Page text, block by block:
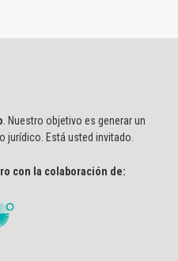
. Nuestro objetivo es generar un
jurídico. Está usted invitado.
con la colaboración de: